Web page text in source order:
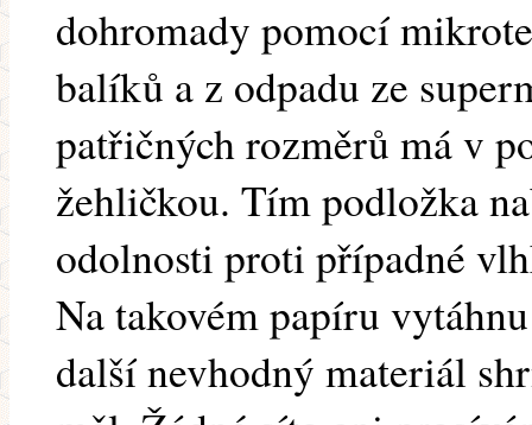
dohromady pomocí
balíků a z odpadu ze
patřičných rozměrů má v
žehličkou. Tím podložka
odolnosti proti případné
Na takovém papíru
další nevhodný materiál